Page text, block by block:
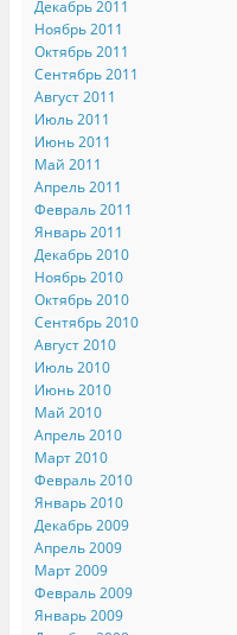
Декабрь 2011
Ноябрь 2011
Октябрь 2011
Сентябрь 2011
Август 2011
Июль 2011
Июнь 2011
Май 2011
Апрель 2011
Февраль 2011
Январь 2011
Декабрь 2010
Ноябрь 2010
Октябрь 2010
Сентябрь 2010
Август 2010
Июль 2010
Июнь 2010
Май 2010
Апрель 2010
Март 2010
Февраль 2010
Январь 2010
Декабрь 2009
Апрель 2009
Март 2009
Февраль 2009
Январь 2009